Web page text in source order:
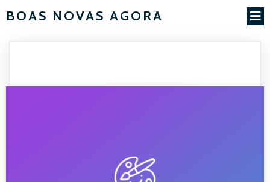
BOAS NOVAS AGORA